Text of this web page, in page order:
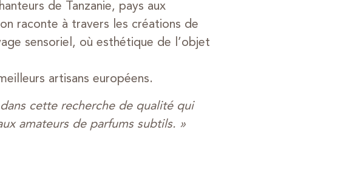
de Tanzanie, pays aux
raconte à travers les créations de
sensoriel, où esthétique de l’objet
artisans européens.
cette recherche de qualité qui
amateurs de parfums subtils. »